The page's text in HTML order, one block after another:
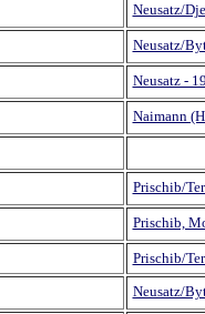
Neusatz/
Neusatz/
Neusatz -
Naimann
Prischib/
Prischib,
Prischib/
Neusatz/